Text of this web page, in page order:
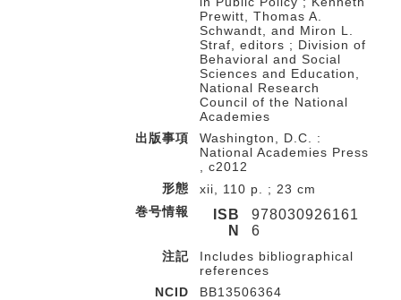
Prewitt, Thomas A.
Schwandt, and Miron L.
Straf, editors ; Division of
Behavioral and Social
Sciences and Education,
National Research
Council of the National
Academies
出版事項
Washington, D.C. :
National Academies Press
, c2012
形態
xii, 110 p. ; 23 cm
巻号情報
ISB
N
978030926161
6
注記
Includes bibliographical
references
NCID
BB13506364